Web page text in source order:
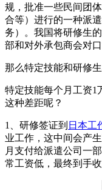
规，批准一些民间团
合等）进行的一种派
务）。我国将研修生
部和对外承包商会对口
那么特定技能和研修
特定技能每个月工资1
这种差距呢？
1、研修签证到 日本工
业工作，这中间会产
月支付给派遣公司一
常工资低，最终到手